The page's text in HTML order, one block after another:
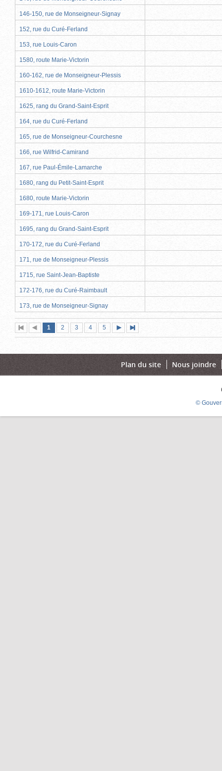
146-150, rue de Monseigneur-Signay
152, rue du Curé-Ferland
153, rue Louis-Caron
1580, route Marie-Victorin
160-162, rue de Monseigneur-Plessis
1610-1612, route Marie-Victorin
1625, rang du Grand-Saint-Esprit
164, rue du Curé-Ferland
165, rue de Monseigneur-Courchesne
166, rue Wilfrid-Camirand
167, rue Paul-Émile-Lamarche
1680, rang du Petit-Saint-Esprit
1680, route Marie-Victorin
169-171, rue Louis-Caron
1695, rang du Grand-Saint-Esprit
170-172, rue du Curé-Ferland
171, rue de Monseigneur-Plessis
1715, rue Saint-Jean-Baptiste
172-176, rue du Curé-Raimbault
173, rue de Monseigneur-Signay
Première
page
Page
précédente
Page
1 (page
actuelle)
Page
2 Page
3 Page
4 Page
5
suivante
page
Plan du site Nous joindre
©